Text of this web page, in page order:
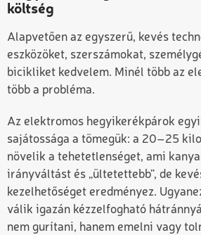
költség
Alapvetően az egyszerű, kevés
eszközöket, szerszámokat,
bicikliket kedvelem. Minél több az
több a probléma.
Az elektromos hegyikerékpárok
sajátossága a tömegük: a 20–25
növelik a tehetetlenséget, ami
irányváltást és „ültetettebb”, de
kezelhetőséget eredményez.
válik igazán kézzelfogható
nem gurítani, hanem emelni vagy